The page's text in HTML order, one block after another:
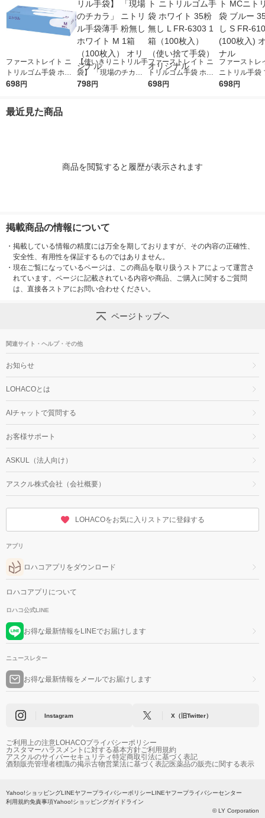
ファーストレイト ニ
トリルゴム手袋 ホワ
イト 35粉無し M FR-6
リジナル
698円
【使いきりニトリル手
袋】 「現場のチカ
ラ」 ニトリル手袋薄
798円
ファーストレイト ニ
トリルゴム手袋 ホワ
イト 35粉無し L FR-6
698円
ファーストレ
ニトリル手袋
35粉なし S
698円
最近見た商品
商品を閲覧すると履歴が表示されます
掲載商品の情報について
・ 掲載している情報の精度には万全を期しておりますが、その内容の正確性、
安全性、有用性を保証するものではありません。
・ 現在ご覧になっているページは、この商品を取り扱うストアによって運営さ
れています。ページに記載されている内容や商品、ご購入に関するご質問
は、直接各ストアにお問い合わせください。
ページトップへ
関連サイト・ヘルプ・その他
お知らせ
LOHACOとは
AIチャットで質問する
お客様サポート
ASKUL（法人向け）
アスクル株式会社（会社概要）
LOHACOをお気に入りストアに登録する
アプリ
ロハコアプリをダウンロード
ロハコアプリについて
ロハコ公式LINE
お得な最新情報をLINEでお届けします
ニュースレター
お得な最新情報をメールでお届けします
Instagram X（旧Twitter）
ご利用上の注意LOHACOプライバシーポリシー
カスタマーハラスメントに対する基本方針ご利用規約
アスクルのサイバーセキュリティ特定商取引法に基づく表記
酒類販売管理者標識の掲示古物営業法に基づく表記医薬品の販売に関する表示
Yahoo!ショッピングLINEヤフープライバシーポリシーLINEヤフープライバシーセンター
利用規約免責事項Yahoo!ショッピングガイドライン
© LY Corporation